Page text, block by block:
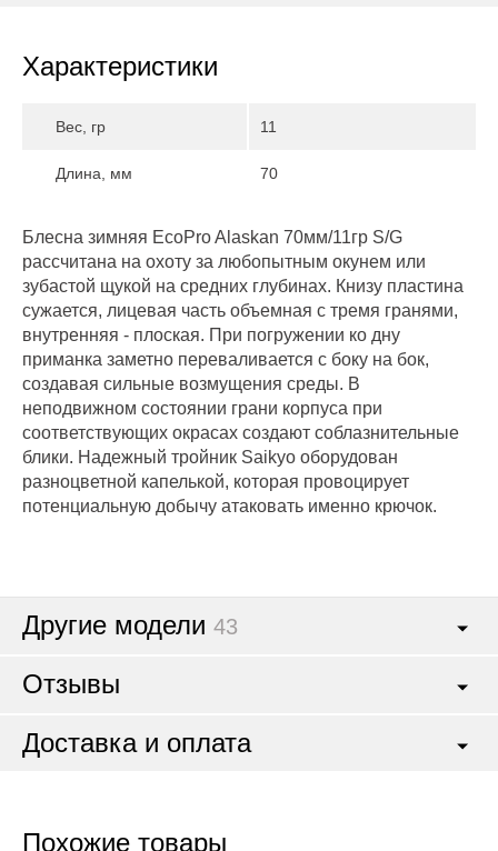
Характеристики
Вес, гр 11
Длина, мм 70
Блесна зимняя EcoPro Alaskan 70мм/11гр S/G
рассчитана на охоту за любопытным окунем или
зубастой щукой на средних глубинах. Книзу пластина
сужается, лицевая часть объемная с тремя гранями,
внутренняя - плоская. При погружении ко дну
приманка заметно переваливается с боку на бок,
создавая сильные возмущения среды. В
неподвижном состоянии грани корпуса при
соответствующих окрасах создают соблазнительные
блики. Надежный тройник Saikyo оборудован
разноцветной капелькой, которая провоцирует
потенциальную добычу атаковать именно крючок.
Другие модели 43
Отзывы
Доставка и оплата
Похожие товары